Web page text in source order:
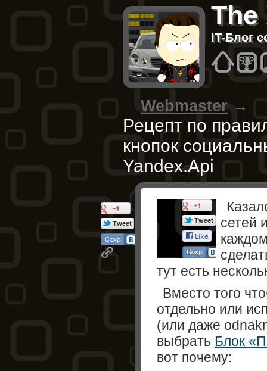
The
IT-Блог
Webmaster →
Рецепт по
кнопок
Yandex.Api
сетей
тут есть
Вместо того
отдельно или
(или даже
выбрать Блок
вот почему: